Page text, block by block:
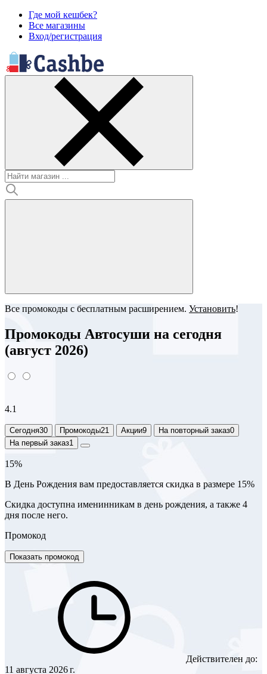
Где мой кешбек?
Все магазины
Вход/регистрация
Все промокоды с бесплатным расширением. Установить!
Промокоды Автосуши на сегодня
(август 2026)
4.1
Сегодня30 Промокоды21 Акции9 На повторный заказ0
На первый заказ1
15%
В День Рождения вам предоставляется скидка в размере 15%
Скидка доступна именинникам в день рождения, а также 4
дня после него.
Промокод
Показать промокод
Действителен до:
11 августа 2026 г.